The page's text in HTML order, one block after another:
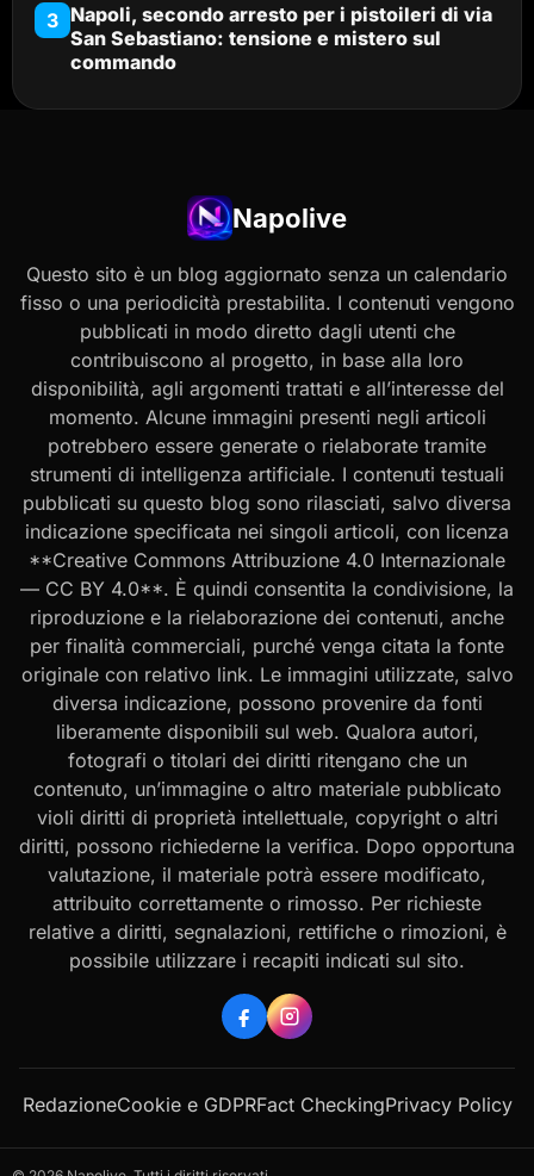
3 Napoli, secondo arresto per i pistoileri di via
San Sebastiano: tensione e mistero sul
commando
Napolive
Questo sito è un blog aggiornato senza un calendario
fisso o una periodicità prestabilita. I contenuti vengono
pubblicati in modo diretto dagli utenti che
contribuiscono al progetto, in base alla loro
disponibilità, agli argomenti trattati e all’interesse del
momento. Alcune immagini presenti negli articoli
potrebbero essere generate o rielaborate tramite
strumenti di intelligenza artificiale. I contenuti testuali
pubblicati su questo blog sono rilasciati, salvo diversa
indicazione specificata nei singoli articoli, con licenza
**Creative Commons Attribuzione 4.0 Internazionale
— CC BY 4.0**. È quindi consentita la condivisione, la
riproduzione e la rielaborazione dei contenuti, anche
per finalità commerciali, purché venga citata la fonte
originale con relativo link. Le immagini utilizzate, salvo
diversa indicazione, possono provenire da fonti
liberamente disponibili sul web. Qualora autori,
fotografi o titolari dei diritti ritengano che un
contenuto, un’immagine o altro materiale pubblicato
violi diritti di proprietà intellettuale, copyright o altri
diritti, possono richiederne la verifica. Dopo opportuna
valutazione, il materiale potrà essere modificato,
attribuito correttamente o rimosso. Per richieste
relative a diritti, segnalazioni, rettifiche o rimozioni, è
possibile utilizzare i recapiti indicati sul sito.
RedazioneCookie e GDPRFact CheckingPrivacy Policy